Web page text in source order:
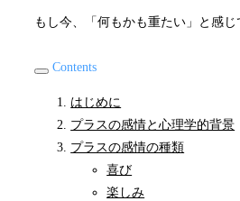
もし今、「何もかも重たい」と感
Contents
はじめに
プラスの感情と心理学的背景
プラスの感情の種類
喜び
楽しみ